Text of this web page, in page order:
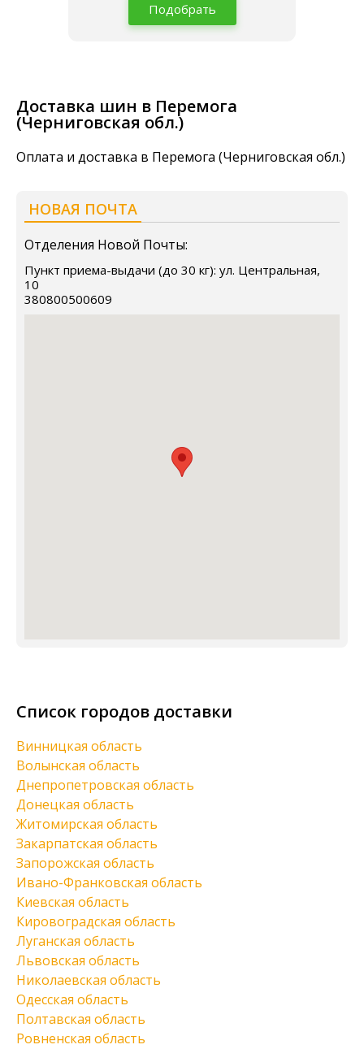
Подобрать
Доставка шин в Перемога
(Черниговская обл.)
Оплата и доставка в Перемога (Черниговская обл.)
НОВАЯ ПОЧТА
Отделения Новой Почты:
Пункт приема-выдачи (до 30 кг): ул. Центральная,
10
380800500609
Список городов доставки
Винницкая область
Волынская область
Днепропетровская область
Донецкая область
Житомирская область
Закарпатская область
Запорожская область
Ивано-Франковская область
Киевская область
Кировоградская область
Луганская область
Львовская область
Николаевская область
Одесская область
Полтавская область
Ровненская область